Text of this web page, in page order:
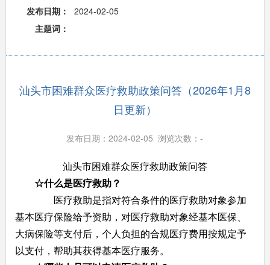
发布日期：
2024-02-05
主题词：
汕头市困难群众医疗救助政策问答（2026年1月8
日更新）
发布日期：2024-02-05 浏览次数：-
汕头市困难群众医疗救助政策问答
☆什么是医疗救助？
医疗救助是指对符合条件的医疗救助对象参加
基本医疗保险给予资助，对医疗救助对象经基本医保、
大病保险等支付后，个人负担的合规医疗费用按规定予
以支付，帮助其获得基本医疗服务。